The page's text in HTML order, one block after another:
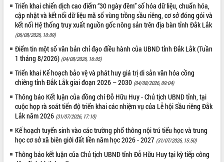
LIÊN KẾT WEB
THỐNG KÊ TRUY CẬP
Hôm nay: 14985
Triển khai chiến dịch cao điểm “30 ngày đêm” số hóa dữ liệu, chuẩn hóa,
cập nhật và kết nối dữ liệu mã số vùng trồng sầu riêng, cơ sở đóng gói và
kết nối Hệ thống truy xuất nguồn gốc nông sản trên địa bàn tỉnh Đắk Lắk
(06/08/2026, 10:09)
Điểm tin một số văn bản chỉ đạo điều hành của UBND tỉnh Đắk Lắk (Tuần
1 tháng 8/2026) (04/08/2026, 16:05)
Triển khai Kế hoạch bảo vệ và phát huy giá trị di sản văn hóa cồng
chiêng tỉnh Đắk Lắk giai đoạn 2026 – 2030 (04/08/2026, 09:04)
Thông báo Kết luận của đồng chí Đỗ Hữu Huy - Chủ tịch UBND tỉnh, tại
cuộc họp rà soát tiến độ triển khai các nhiệm vụ của Lễ hội Sầu riêng Đắk
Lắk năm 2026 (31/07/2026, 17:10)
Kế hoạch tuyển sinh vào các trường phổ thông nội trú tiểu học và trung
học cơ sở xã biên giới đất liền năm học 2026 - 2027 (31/07/2026, 15:50)
Thông báo kết luận của Chủ tịch UBND tỉnh Đỗ Hữu Huy tại kỳ tiếp công